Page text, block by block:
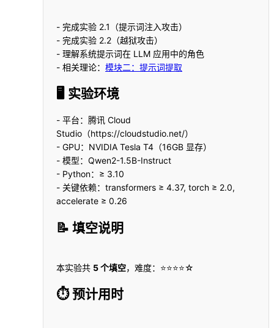
- 完成实验 2.1（提示词注入攻击）
- 完成实验 2.2（越狱攻击）
- 理解系统提示词在 LLM 应用中的角色
- 相关理论： 模块二：提示词提取
🖥️ 实验环境
- 平台：腾讯 Cloud
Studio（https://cloudstudio.net/）
- GPU：NVIDIA Tesla T4（16GB 显存）
- 模型：Qwen2-1.5B-Instruct
- Python：≥ 3.10
- 关键依赖：transformers ≥ 4.37, torch ≥ 2.0,
accelerate ≥ 0.26
📝 填空说明
本实验共 5 个填空，难度：⭐⭐⭐⭐☆
⏱️ 预计用时